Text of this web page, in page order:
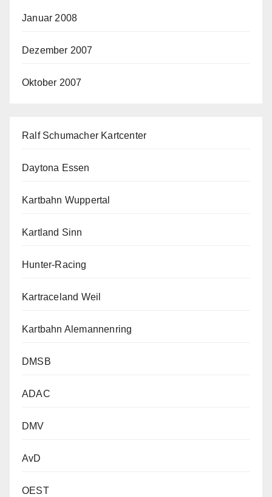
Januar 2008
Dezember 2007
Oktober 2007
Ralf Schumacher Kartcenter
Daytona Essen
Kartbahn Wuppertal
Kartland Sinn
Hunter-Racing
Kartraceland Weil
Kartbahn Alemannenring
DMSB
ADAC
DMV
AvD
OEST